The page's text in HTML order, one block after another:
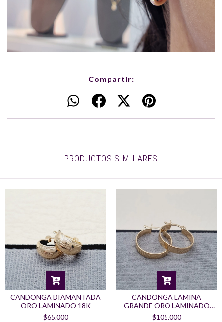
Compartir:
PRODUCTOS SIMILARES
CANDONGA DIAMANTADA
ORO LAMINADO 18K
$65.000
CANDONGA LAMINA
GRANDE ORO LAMINADO
18K
$105.000